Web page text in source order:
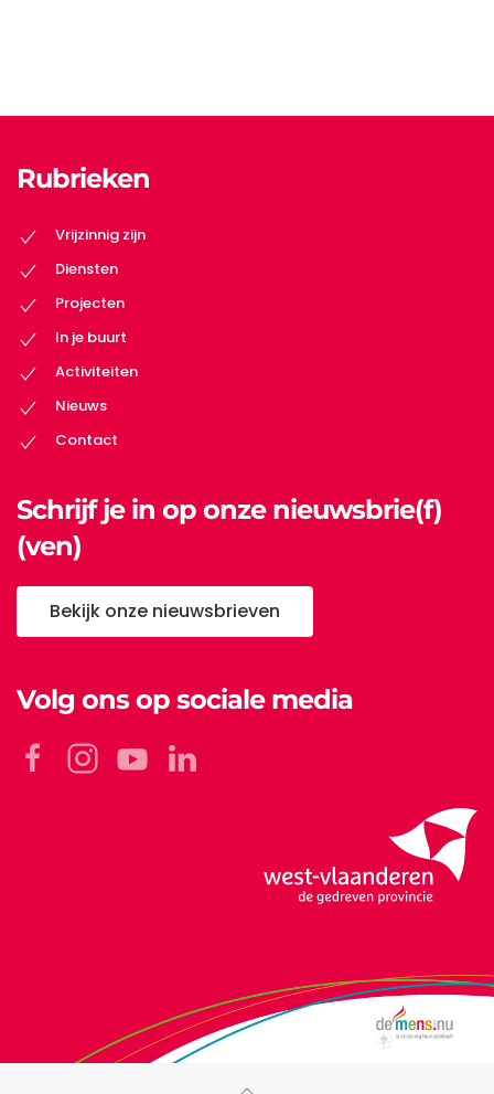
Rubrieken
Vrijzinnig zijn
Diensten
Projecten
In je buurt
Activiteiten
Nieuws
Contact
Schrijf je in op onze nieuwsbrie(f)
(ven)
Bekijk onze nieuwsbrieven
Volg ons op sociale media